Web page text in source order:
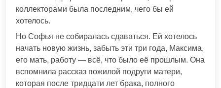
коллекторами была последним, чего бы ей
хотелось.
Но Софья не собиралась сдаваться. Ей хотелось
начать новую жизнь, забыть эти три года, Максима,
его мать, работу — всё, что было её прошлым. Она
вспомнила рассказ пожилой подруги матери,
которая после тридцати лет брака, полного